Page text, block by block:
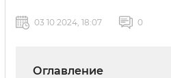
03 10 2024, 18:07 0
Оглавление